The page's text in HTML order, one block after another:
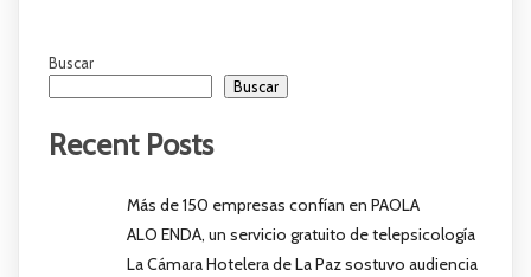
Buscar
Buscar
Recent Posts
Más de 150 empresas confían en PAOLA
ALO ENDA, un servicio gratuito de telepsicología
La Cámara Hotelera de La Paz sostuvo audiencia